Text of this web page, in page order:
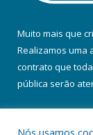
Muito mais que
Realizamos uma
contrato que
pública serão
Nós usamos